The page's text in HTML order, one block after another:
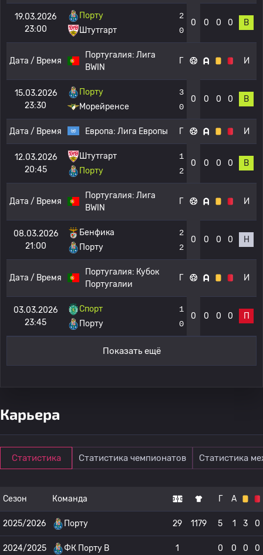
19.03.2026
23:00
Порту
Штутгарт
2
0
0 0 0 0 В
Дата / Время
Португалия: Лига
BWIN
Г И
15.03.2026
23:30
Порту
Морейренсе
3
0
0 0 0 0 В
Дата / Время Европа: Лига Европы Г И
12.03.2026
20:45
Штутгарт
Порту
1
2
0 0 0 0 В
Дата / Время
Португалия: Лига
BWIN
Г И
08.03.2026
21:00
Бенфика
Порту
2
2
0 0 0 0 Н
Дата / Время
Португалия: Кубок
Португалии
Г И
03.03.2026
23:45
Спорт
Порту
1
0
0 0 0 0 П
Показать ещё
Карьера
Статистика Статистика чемпионатов Статистика
Сезон Команда Г А
2025/2026 Порту 29 1179 5 1 3 0
2024/2025 ФК Порту B 1 0 0 0 0